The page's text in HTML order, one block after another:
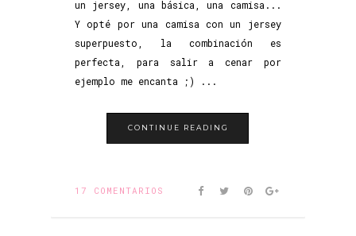
un jersey, una básica, una camisa...
Y opté por una camisa con un jersey
superpuesto, la combinación es
perfecta, para salir a cenar por
ejemplo me encanta ;) ...
CONTINUE READING
17 COMENTARIOS